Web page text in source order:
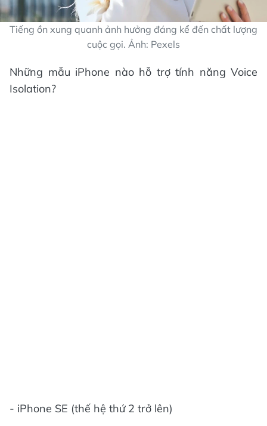
Tiếng ồn xung quanh ảnh hưởng đáng kể đến chất lượng
cuộc gọi. Ảnh: Pexels
Những mẫu iPhone nào hỗ trợ tính năng Voice
Isolation?
- iPhone SE (thế hệ thứ 2 trở lên)